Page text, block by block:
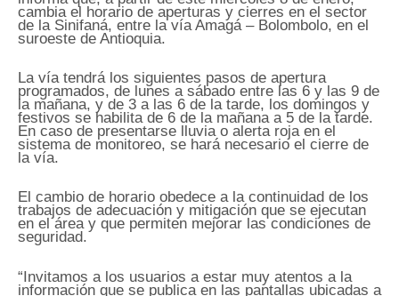
cambia el horario de aperturas y cierres en el sector
de la Sinifaná, entre la vía Amagá – Bolombolo, en el
suroeste de Antioquia.
La vía tendrá los siguientes pasos de apertura
programados, de lunes a sábado entre las 6 y las 9 de
la mañana, y de 3 a las 6 de la tarde, los domingos y
festivos se habilita de 6 de la mañana a 5 de la tarde.
En caso de presentarse lluvia o alerta roja en el
sistema de monitoreo, se hará necesario el cierre de
la vía.
El cambio de horario obedece a la continuidad de los
trabajos de adecuación y mitigación que se ejecutan
en el área y que permiten mejorar las condiciones de
seguridad.
“Invitamos a los usuarios a estar muy atentos a la
información que se publica en las pantallas ubicadas a